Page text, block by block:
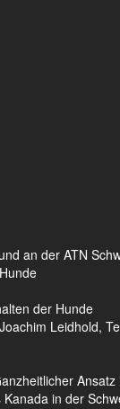
an der ATN
der Hunde
Leidhold,
in der